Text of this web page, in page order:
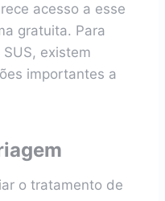
acesso a esse
gratuita. Para
existem
importantes a
o tratamento de